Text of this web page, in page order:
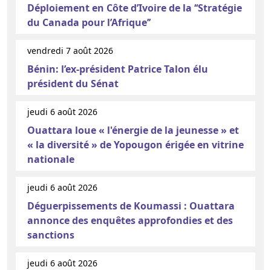
Déploiement en Côte d’Ivoire de la ‘‘Stratégie
du Canada pour l’Afrique’’
vendredi 7 août 2026
Bénin: l’ex-président Patrice Talon élu
président du Sénat
jeudi 6 août 2026
Ouattara loue « l'énergie de la jeunesse » et
« la diversité » de Yopougon érigée en vitrine
nationale
jeudi 6 août 2026
Déguerpissements de Koumassi : Ouattara
annonce des enquêtes approfondies et des
sanctions
jeudi 6 août 2026